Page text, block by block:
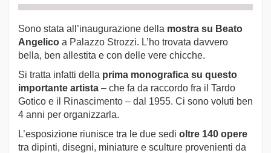
Sono stata all’inaugurazione della mostra su Beato
Angelico a Palazzo Strozzi. L’ho trovata davvero
bella, ben allestita e con delle vere chicche.
Si tratta infatti della prima monografica su questo
importante artista – che fa da raccordo fra il Tardo
Gotico e il Rinascimento – dal 1955. Ci sono voluti ben
4 anni per organizzarla.
L’esposizione riunisce tra le due sedi oltre 140 opere
tra dipinti, disegni, miniature e sculture provenienti da